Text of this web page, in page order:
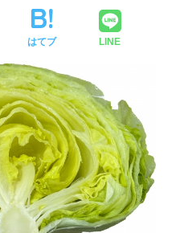
はてブ LINE